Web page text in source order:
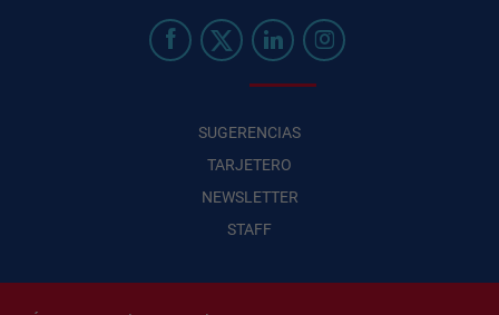
SUGERENCIAS
TARJETERO
NEWSLETTER
STAFF